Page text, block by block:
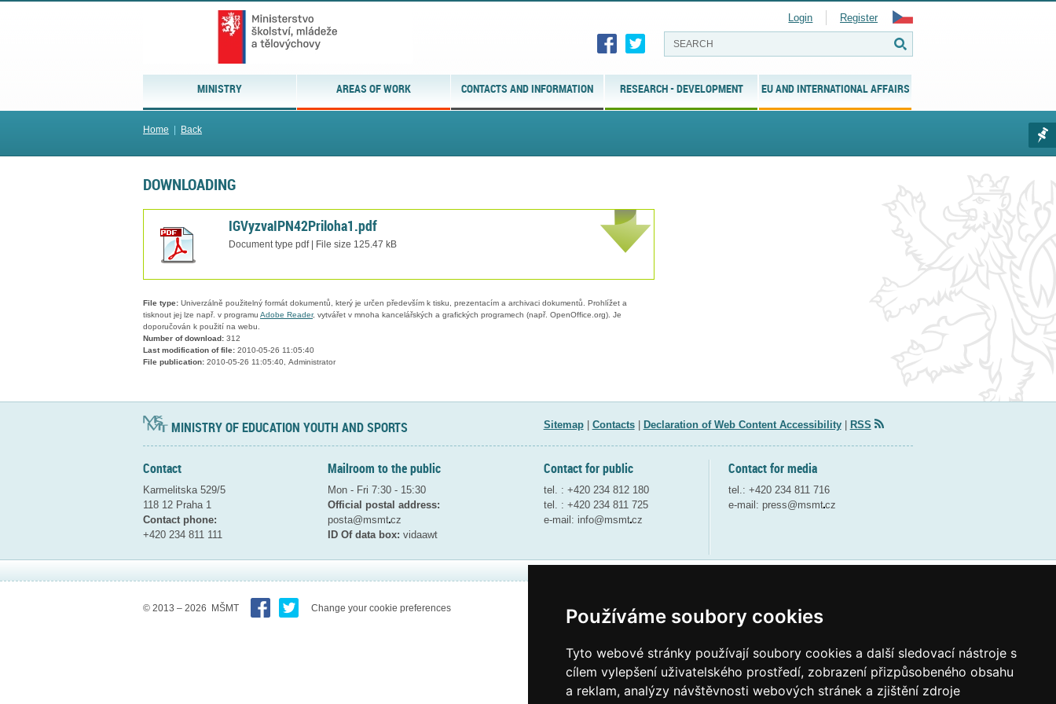
Používáme soubory cookies
Tyto webové stránky používají soubory cookies a další sledovací nástroje s
cílem vylepšení uživatelského prostředí, zobrazení přizpůsobeného obsahu
a reklam, analýzy návštěvnosti webových stránek a zjištění zdroje
MINISTRY AREAS OF WORK CONTACTS AND INFORMATION RESEARCH - DEVELOPMENT EU AND INTERNATIONAL AFFAIRS
Login Register
Home Back
DOWNLOADING
IGVyzvaIPN42Priloha1.pdf
Document type pdf | File size 125.47 kB
File type: Univerzálně použitelný formát dokumentů, který je určen především k tisku, prezentacím a archivaci dokumentů. Prohlížet a
tisknout jej lze např. v programu Adobe Reader, vytvářet v mnoha kancelářských a grafických programech (např. OpenOffice.org). Je
doporučován k použití na webu.
Number of download: 312
Last modification of file: 2010-05-26 11:05:40
File publication: 2010-05-26 11:05:40, Administrator
MINISTRY OF EDUCATION YOUTH AND SPORTS Sitemap| Contacts| Declaration of Web Content Accessibility| RSS
Contact
Karmelitska 529/5
118 12 Praha 1
Contact phone:
+420 234 811 111
Mailroom to the public
Mon - Fri 7:30 - 15:30
Official postal address:
posta@msmtcz
ID Of data box: vidaawt
Contact for media
tel.: +420 234 811 716
e-mail: press@msmtcz
Contact for public
tel. : +420 234 812 180
tel. : +420 234 811 725
e-mail: info@msmtcz
© 2013 – 2026 MŠMT Change your cookie preferences Webdesign and webdeveloping by QCM